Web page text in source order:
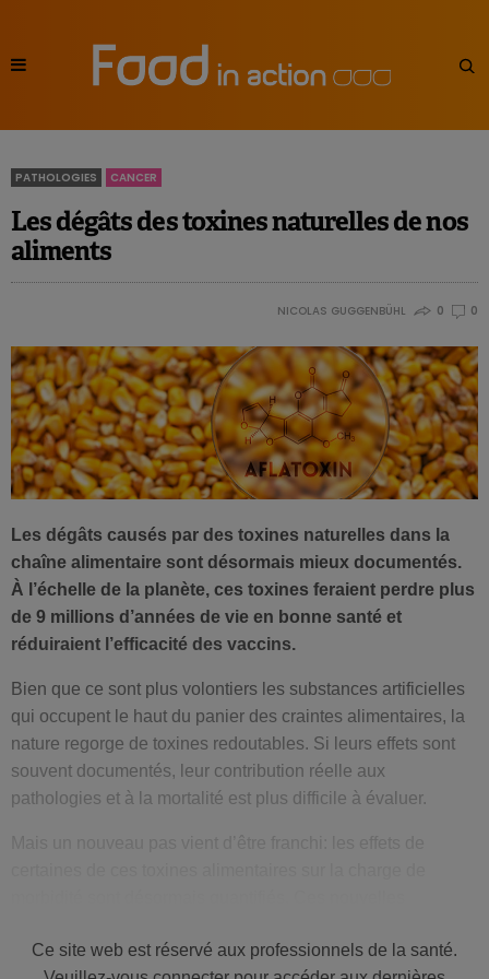
PATHOLOGIES CANCER
Les dégâts des toxines naturelles de nos
aliments
NICOLAS GUGGENBÜHL 0 0
Les dégâts causés par des toxines naturelles dans la
chaîne alimentaire sont désormais mieux documentés.
À l’échelle de la planète, ces toxines feraient perdre plus
de 9 millions d’années de vie en bonne santé et
réduiraient l’efficacité des vaccins.
Bien que ce sont plus volontiers les substances artificielles
qui occupent le haut du panier des craintes alimentaires, la
nature regorge de toxines redoutables. Si leurs effets sont
souvent documentés, leur contribution réelle aux
pathologies et à la mortalité est plus difficile à évaluer.
Risk Analysis(SRA) vont permettre de mettre à jour les
Ce site web est réservé aux professionnels de la santé.